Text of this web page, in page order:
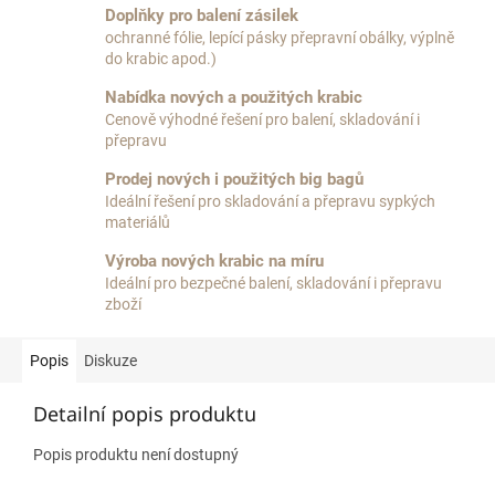
Doplňky pro balení zásilek
ochranné fólie, lepící pásky přepravní obálky, výplně
do krabic apod.)
Nabídka nových a použitých krabic
Cenově výhodné řešení pro balení, skladování i
přepravu
Prodej nových i použitých big bagů
Ideální řešení pro skladování a přepravu sypkých
materiálů
Výroba nových krabic na míru
Ideální pro bezpečné balení, skladování i přepravu
zboží
Popis Diskuze
Detailní popis produktu
Popis produktu není dostupný